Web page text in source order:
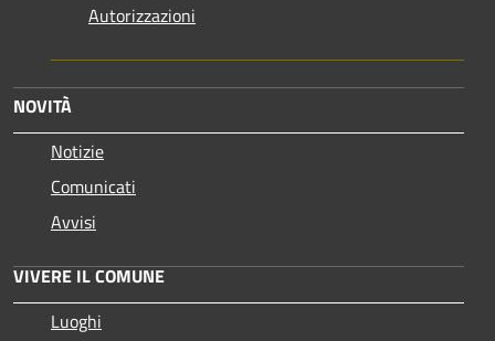
Autorizzazioni
NOVITÀ
Notizie
Comunicati
Avvisi
VIVERE IL COMUNE
Luoghi